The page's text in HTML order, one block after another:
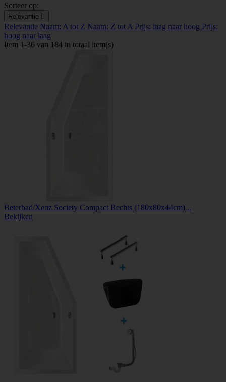
Sorteer op:
Relevantie 
Relevantie Naam: A tot Z Naam: Z tot A Prijs: laag naar hoog Prijs:
hoog naar laag
Item 1-36 van 184 in totaal item(s)
Beterbad/Xenz Society Compact Rechts (180x80x44cm)...
Bekijken